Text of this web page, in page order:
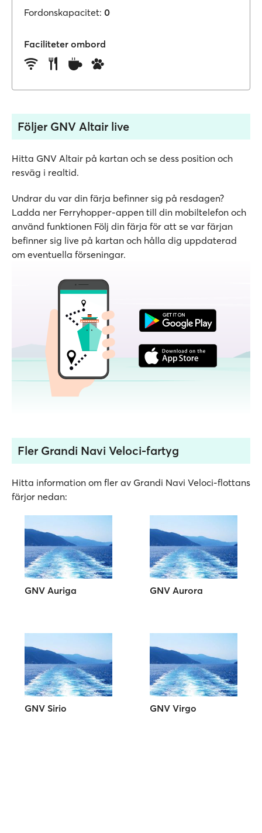
Fordonskapacitet: 0
Faciliteter ombord
Följer GNV Altair live
Hitta GNV Altair på kartan och se dess position och
resväg i realtid.
Undrar du var din färja befinner sig på resdagen?
Ladda ner Ferryhopper-appen till din mobiltelefon och
använd funktionen Följ din färja för att se var färjan
befinner sig live på kartan och hålla dig uppdaterad
om eventuella förseningar.
Fler Grandi Navi Veloci-fartyg
Hitta information om fler av Grandi Navi Veloci-flottans
färjor nedan:
GNV Auriga GNV Aurora
GNV Sirio GNV Virgo